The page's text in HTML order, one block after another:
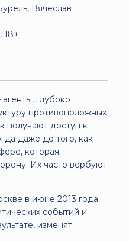
Вячеслав
18+
глубоко
противоположных
получают доступ к
даже до того, как
которая
Их часто вербуют
в июне 2013 года
событий и
изменят